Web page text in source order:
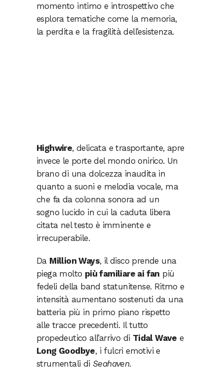
momento intimo e introspettivo che
esplora tematiche come la memoria,
la perdita e la fragilità dell’esistenza.
Highwire, delicata e trasportante, apre
invece le porte del mondo onirico. Un
brano di una dolcezza inaudita in
quanto a suoni e melodia vocale, ma
che fa da colonna sonora ad un
sogno lucido in cui la caduta libera
citata nel testo è imminente e
irrecuperabile.
Da Million Ways, il disco prende una
piega molto più familiare ai fan più
fedeli della band statunitense. Ritmo e
intensità aumentano sostenuti da una
batteria più in primo piano rispetto
alle tracce precedenti. Il tutto
propedeutico all’arrivo di Tidal Wave e
Long Goodbye, i fulcri emotivi e
strumentali diSeahaven.